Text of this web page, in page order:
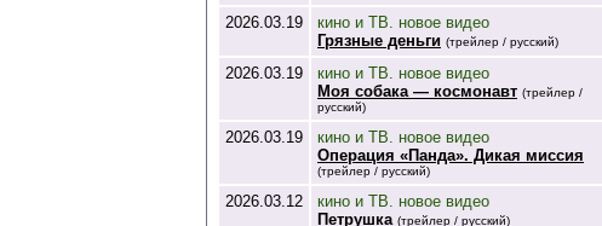
2026.03.19
кино и ТВ. новое видео
Грязные деньги (трейлер / русский)
2026.03.19
кино и ТВ. новое видео
Моя собака — космонавт (трейлер /
русский)
2026.03.19
кино и ТВ. новое видео
Операция «Панда». Дикая миссия
(трейлер / русский)
2026.03.12
кино и ТВ. новое видео
Петрушка (трейлер / русский)